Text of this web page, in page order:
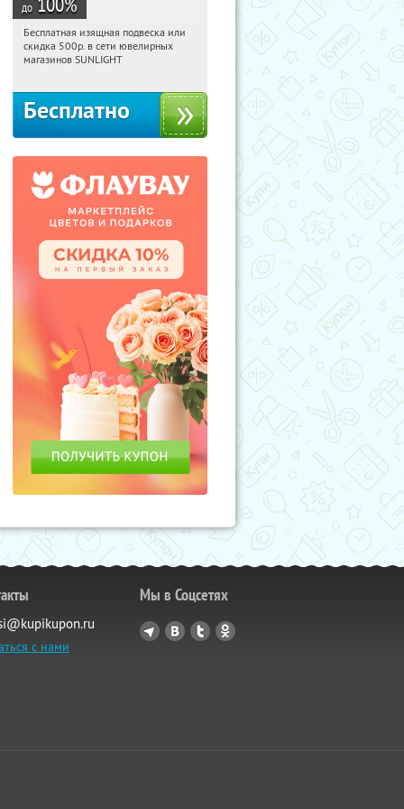
до
10:51:59 Получили:
Россия
Бесплатная изящная подвеска или
скидка 500р. в сети ювелирных
магазинов SUNLIGHT
Бесплатно
с нами
Мы в Соцсетях